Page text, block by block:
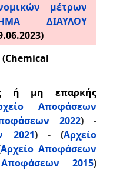
μέτρων
ΔΙΑΥΛΟΥ
(Chemical
ή μη επαρκής
Αποφάσεων
2022) -
2021) - (Αρχείο
Αρχείο Αποφάσεων
2015)